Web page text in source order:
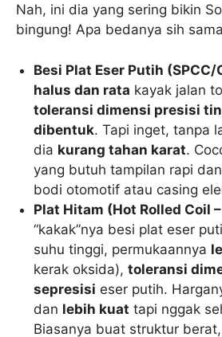
Nah, ini dia yang sering bikin
bingung! Apa bedanya sih
Besi Plat Eser Putih (SPCC/
halus dan rata kayak jalan
toleransi dimensi presisi
dibentuk. Tapi inget, tanpa
dia kurang tahan karat.
yang butuh tampilan rapi
bodi otomotif atau casing
Plat Hitam (Hot Rolled Coil
“kakak”nya besi plat eser
suhu tinggi, permukaannya
kerak oksida),toleransi
sepresisi eser putih.
dan lebih kuat tapi nggak
Biasanya buat struktur